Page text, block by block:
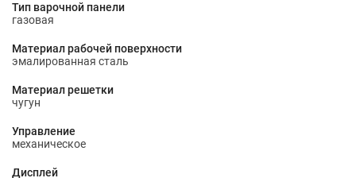
Тип варочной панели
газовая
Материал рабочей поверхности
эмалированная сталь
Материал решетки
чугун
Управление
механическое
Дисплей